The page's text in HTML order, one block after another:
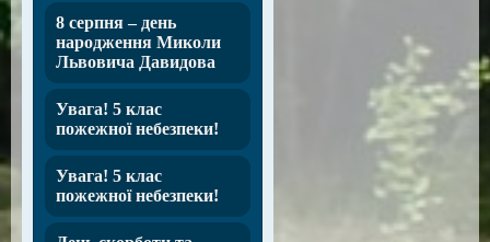
8 серпня – день
народження Миколи
Львовича Давидова
Увага! 5 клас
пожежної небезпеки!
Увага! 5 клас
пожежної небезпеки!